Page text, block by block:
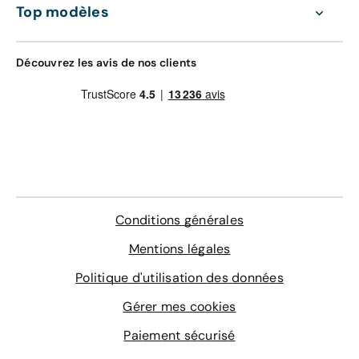
(Europe)
remorquage et véhicule de prêt)
Contrôle technique
168 €
Gravage des vitres
Top modèles
Découvrez les avis de nos clients
Conditions générales
Mentions légales
Politique d'utilisation des données
Gérer mes cookies
Paiement sécurisé